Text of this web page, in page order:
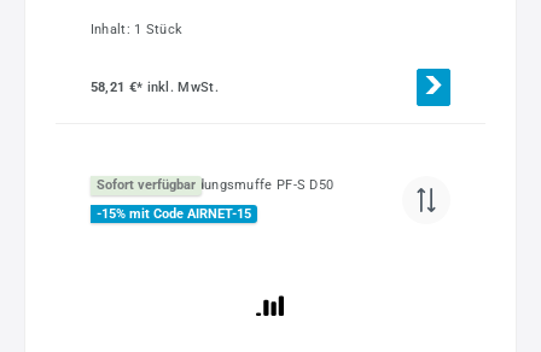
Inhalt: 1 Stück
58,21 €* inkl. MwSt.
Sofort verfügbar
-15% mit Code AIRNET-15